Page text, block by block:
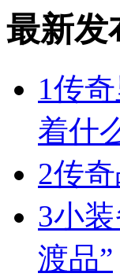
最新发
1传
着什
2传
3小
渡品”